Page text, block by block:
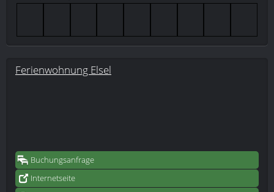
Ferienwohnung Elsel
Buchungsanfrage
Internetseite